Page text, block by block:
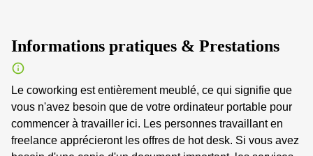
Informations pratiques & Prestations
Le coworking est entièrement meublé, ce qui signifie que
vous n'avez besoin que de votre ordinateur portable pour
commencer à travailler ici. Les personnes travaillant en
freelance apprécieront les offres de hot desk. Si vous avez